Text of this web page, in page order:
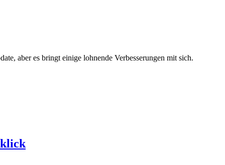
aber es bringt einige lohnende Verbesserungen mit sich.